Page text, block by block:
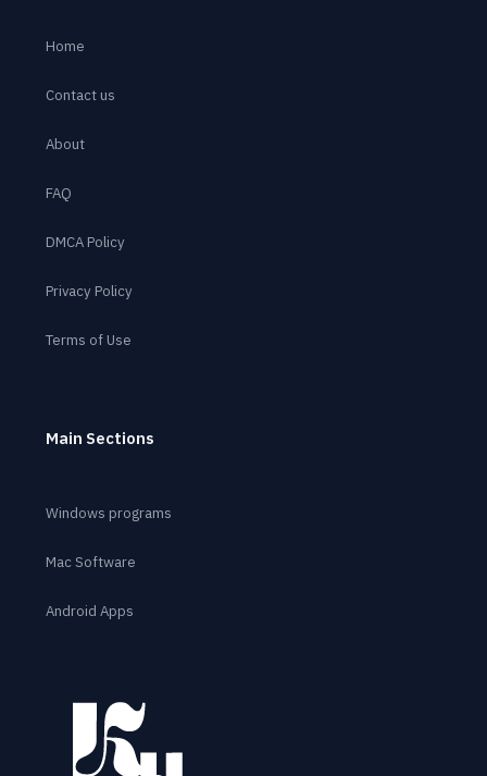
Home
Contact us
About
FAQ
DMCA Policy
Privacy Policy
Terms of Use
Main Sections
Windows programs
Mac Software
Android Apps